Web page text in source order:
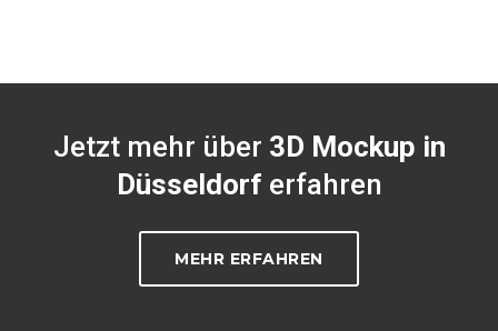
Jetzt mehr über 3D Mockup in
Düsseldorf erfahren
MEHR ERFAHREN